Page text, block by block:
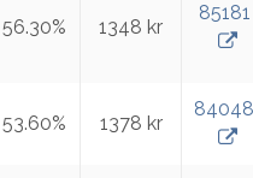
56.30% 1348 kr
85181
53.60% 1378 kr
84048